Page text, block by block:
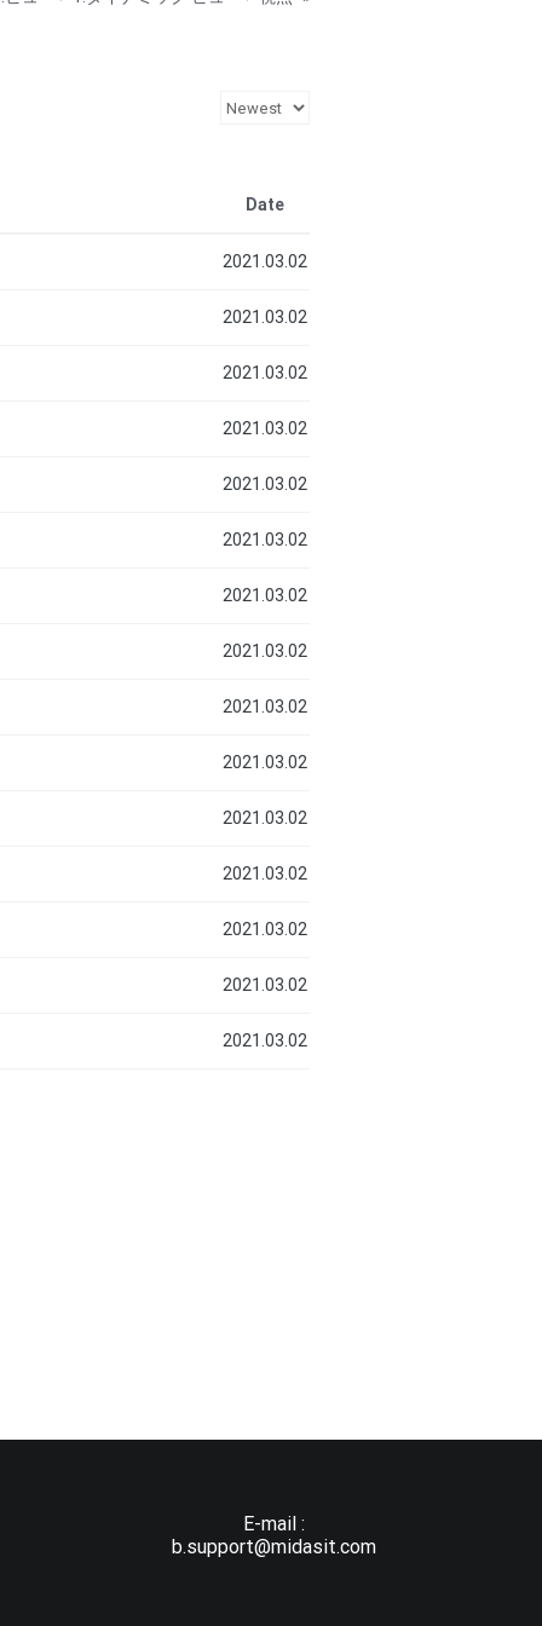
Date
2021.03.02
2021.03.02
2021.03.02
2021.03.02
2021.03.02
2021.03.02
2021.03.02
2021.03.02
2021.03.02
2021.03.02
2021.03.02
2021.03.02
2021.03.02
2021.03.02
2021.03.02
E-mail :
b.support@midasit.com